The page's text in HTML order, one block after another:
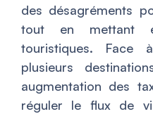
des désagréments
tout en mettant
touristiques. Face
plusieurs
augmentation des
réguler le flux de